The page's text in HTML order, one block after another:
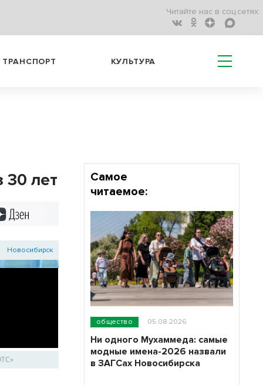
Читайте нас в соц.сетях:
ТРАНСПОРТ КУЛЬТУРА
30 лет
Новосибирск
Самое
читаемое:
общество 05.08.2026
Ни одного Мухаммеда: самые
модные имена-2026 назвали
в ЗАГСах Новосибирска